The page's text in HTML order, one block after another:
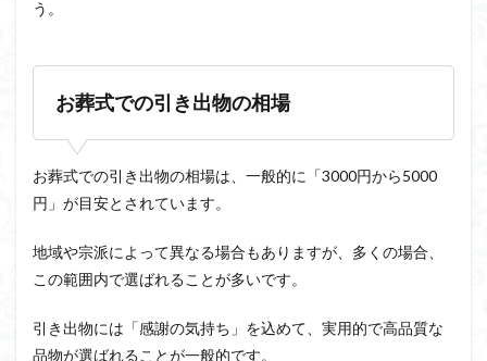
う。
お葬式での引き出物の相場
お葬式での引き出物の相場は、一般的に「3000円から5000
円」が目安とされています。
地域や宗派によって異なる場合もありますが、多くの場合、
この範囲内で選ばれることが多いです。
引き出物には「感謝の気持ち」を込めて、実用的で高品質な
品物が選ばれることが一般的です。